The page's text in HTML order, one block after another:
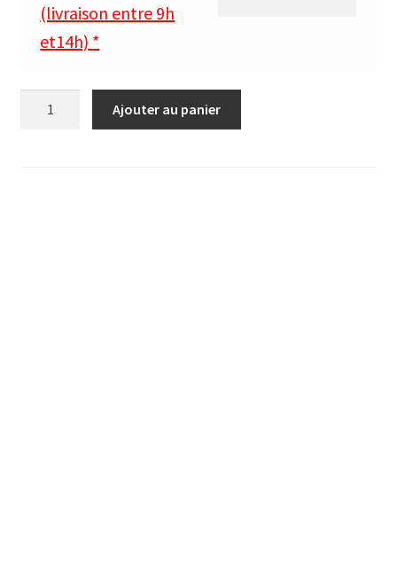
(livraison entre 9h
et14h) *
Ajouter au panier